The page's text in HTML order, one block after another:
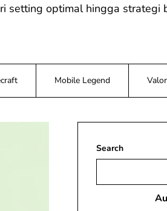
setting optimal hingga strategi
Mobile Legend
Search